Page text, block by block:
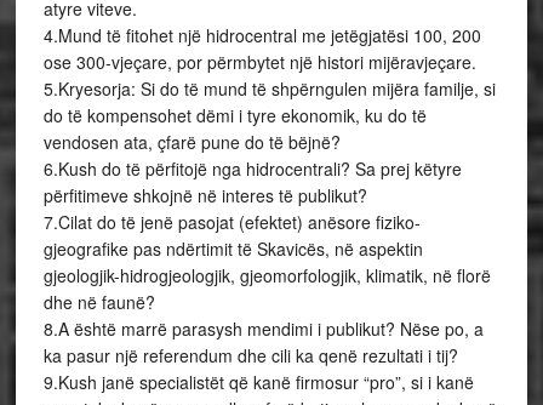
atyre viteve.
4.Mund të fitohet një hidrocentral me jetëgjatësi 100, 200
ose 300-vjeçare, por përmbytet një histori mijëravjeçare.
5.Kryesorja: Si do të mund të shpërngulen mijëra familje, si
do të kompensohet dëmi i tyre ekonomik, ku do të
vendosen ata, çfarë pune do të bëjnë?
6.Kush do të përfitojë nga hidrocentrali? Sa prej këtyre
përfitimeve shkojnë në interes të publikut?
7.Cilat do të jenë pasojat (efektet) anësore fiziko-
gjeografike pas ndërtimit të Skavicës, në aspektin
gjeologjik-hidrogjeologjik, gjeomorfologjik, klimatik, në florë
dhe në faunë?
8.A është marrë parasysh mendimi i publikut? Nëse po, a
ka pasur një referendum dhe cili ka qenë rezultati i tij?
9.Kush janë specialistët që kanë firmosur “pro”, si i kanë